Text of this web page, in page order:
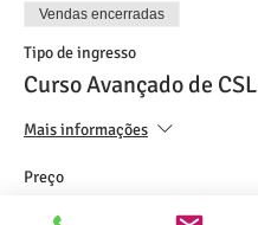
Vendas encerradas
Tipo de ingresso
Curso Avançado de CSL
Mais informações
Preço
US$ 198,00